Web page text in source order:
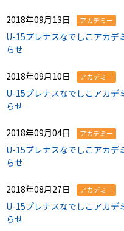
2018年09月13日 アカデミー
U-15プレナスなでしこアカ
らせ
2018年09月10日 アカデミー
U-15プレナスなでしこアカ
らせ
2018年09月04日 アカデミー
U-15プレナスなでしこアカ
らせ
2018年08月27日 アカデミー
U-15プレナスなでしこアカデ
らせ